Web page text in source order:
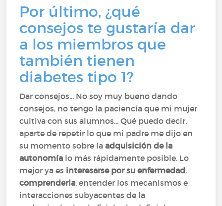
Por último, ¿qué
consejos te gustaría dar
a los miembros que
también tienen
diabetes tipo 1?
Dar consejos... No soy muy bueno dando
consejos, no tengo la paciencia que mi mujer
cultiva con sus alumnos... Qué puedo decir,
aparte de repetir lo que mi padre me dijo en
su momento sobre laadquisición de la
autonomía lo más rápidamente posible. Lo
mejor ya es interesarse por su enfermedad,
comprenderla, entender los mecanismos e
interacciones subyacentes de la